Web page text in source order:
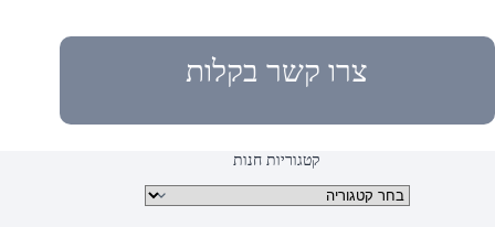
צרו קשר בקלות
קטגוריות חנות
קטגוריות מוצרים